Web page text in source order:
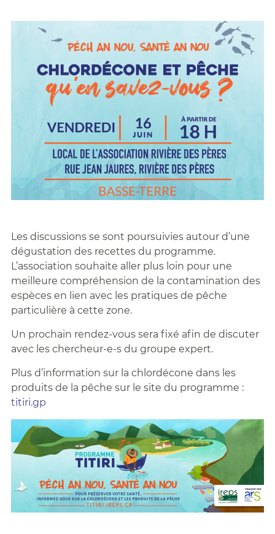
Les discussions se sont poursuivies autour d’une
dégustation des recettes du programme.
L’association souhaite aller plus loin pour une
meilleure compréhension de la contamination des
espèces en lien avec les pratiques de pêche
particulière à cette zone.
Un prochain rendez-vous sera fixé afin de discuter
avec les chercheur-e-s du groupe expert.
Plus d’information sur la chlordécone dans les
produits de la pêche sur le site du programme :
titiri.gp